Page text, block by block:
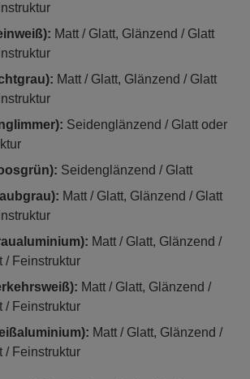
Matt / Glatt, Glänzend / Glatt
Matt / Glatt, Glänzend / Glatt
Seidenglänzend / Glatt oder
Seidenglänzend / Glatt
Matt / Glatt, Glänzend / Glatt
Matt / Glatt, Glänzend /
/ Feinstruktur
Matt / Glatt, Glänzend /
/ Feinstruktur
Matt / Glatt, Glänzend /
/ Feinstruktur